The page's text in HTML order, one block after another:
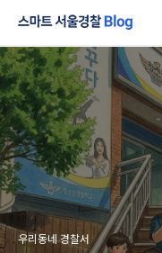
우리동네 경찰서